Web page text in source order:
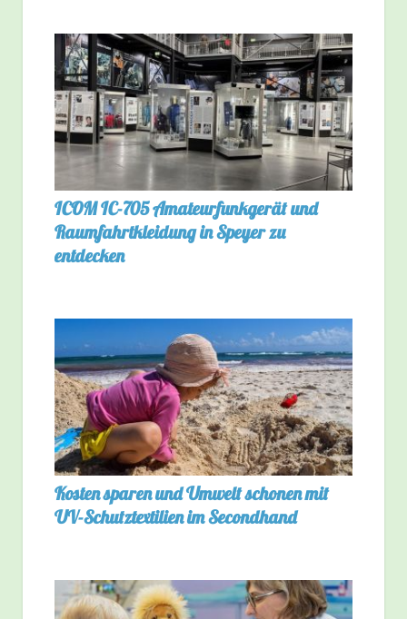
ICOM IC-705 Amateurfunkgerät und
Raumfahrtkleidung in Speyer zu
entdecken
Kosten sparen und Umwelt schonen mit
UV-Schutztextilien im Secondhand